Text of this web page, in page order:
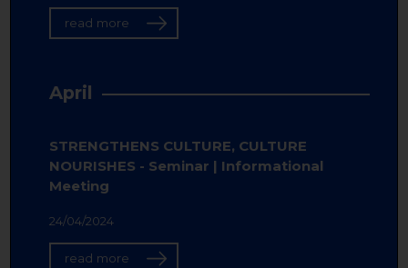
read more
April
STRENGTHENS CULTURE, CULTURE
NOURISHES - Seminar | Informational
Meeting
24/04/2024
read more